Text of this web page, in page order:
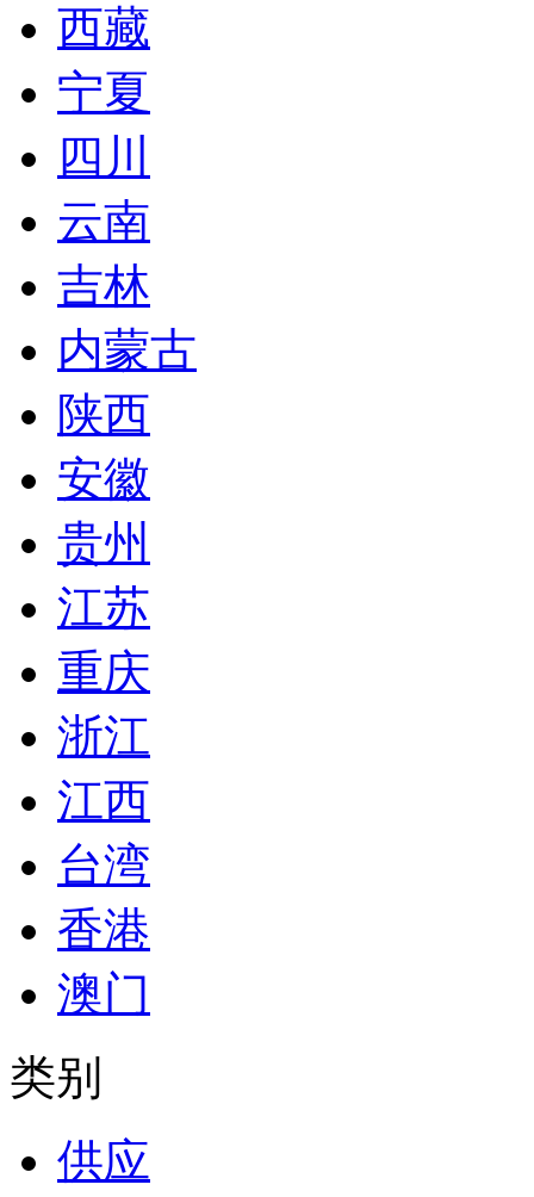
西藏
宁夏
四川
云南
吉林
内蒙古
陕西
安徽
贵州
江苏
重庆
浙江
江西
台湾
香港
澳门
类别
供应